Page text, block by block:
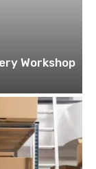
Workshop